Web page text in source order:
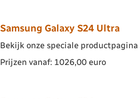
Samsung Galaxy S24 Ultra
Bekijk onze speciale
Prijzen vanaf: 1026,00 euro